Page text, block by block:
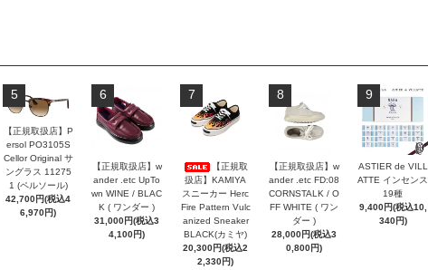
5
【正規取扱店】P
ersol PO3105S
Cellor Original サ
ングラス 11275
1 (ペルソール)
42,700円(税込4
6,970円)
6
【正規取扱店】w
ander .etc UpTo
wn WINE / BLAC
K ( ワンダー )
31,000円(税込3
4,100円)
7
【正規取
扱店】KAMIYA
スニーカー Herc
Fire Pattern Vulc
anized Sneaker
BLACK(カミヤ)
20,300円(税込2
2,330円)
8
【正規取扱店】w
ander .etc FD:08
CORNSTALK / O
FF WHITE ( ワン
ダー )
28,000円(税込3
0,800円)
9
ASTIER de VILL
ATTE インセンス
19種
9,400円(税込10,
340円)